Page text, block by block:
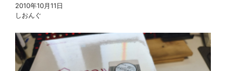
2010年10月11日
しおんぐ